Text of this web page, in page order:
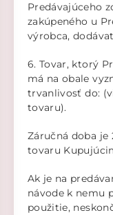
Predávajúceho
zakúpeného u
výrobca,
6. Tovar, ktorý
má na obale
trvanlivosť do:
tovaru).
Záručná doba je
tovaru
Ak je na
návode k nemu
použitie,